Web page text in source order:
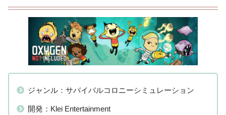
ジャンル：サバイバルコロニーシミュレーション
開発：Klei Entertainment